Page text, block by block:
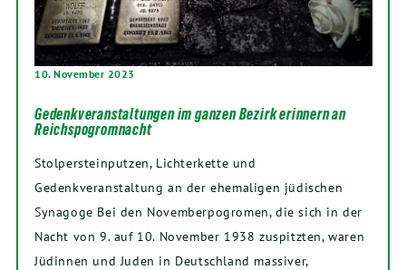
10. November 2023
Gedenkveranstaltungen im ganzen Bezirk erinnern an
Reichspogromnacht
Stolpersteinputzen, Lichterkette und
Gedenkveranstaltung an der ehemaligen jüdischen
Synagoge Bei den Novemberpogromen, die sich in der
Nacht von 9. auf 10. November 1938 zuspitzten, waren
Jüdinnen und Juden in Deutschland massiver,